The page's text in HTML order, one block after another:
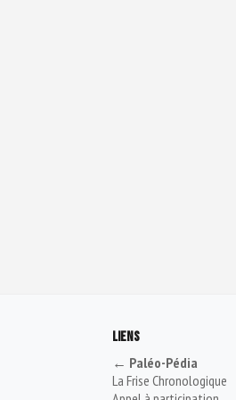
LIENS
← Paléo-Pédia
La Frise Chronologique